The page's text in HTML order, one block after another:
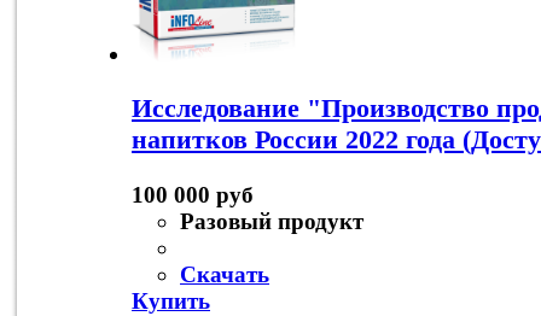
Исследование "Производство
напитков России 2022 года
100 000 руб
Разовый продукт
Скачать
Купить